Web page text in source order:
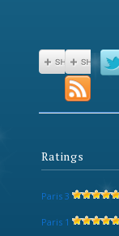
Ratings
Paris 3
Paris 1